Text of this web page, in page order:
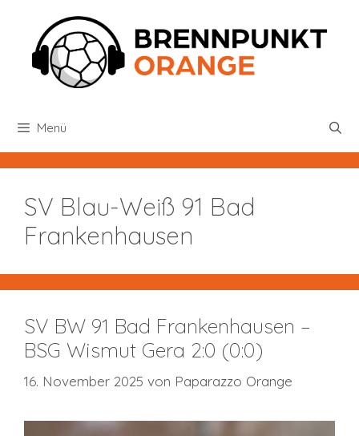
springen
Menü
SV Blau-Weiß 91 Bad
Frankenhausen
SV BW 91 Bad Frankenhausen –
BSG Wismut Gera 2:0 (0:0)
16. November 2025 von Paparazzo Orange